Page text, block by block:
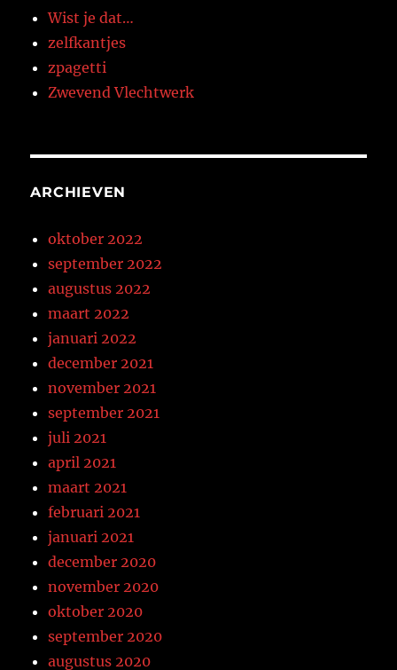
Wist je dat…
zelfkantjes
zpagetti
Zwevend Vlechtwerk
ARCHIEVEN
oktober 2022
september 2022
augustus 2022
maart 2022
januari 2022
december 2021
november 2021
september 2021
juli 2021
april 2021
maart 2021
februari 2021
januari 2021
december 2020
november 2020
oktober 2020
september 2020
augustus 2020